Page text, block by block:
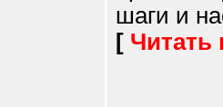
шаги и
[ Читать